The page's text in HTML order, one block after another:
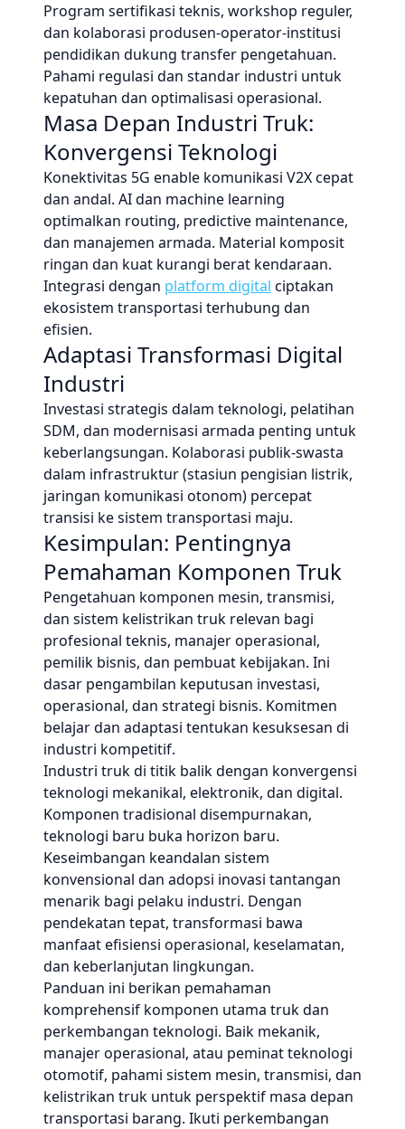
Program sertifikasi teknis, workshop reguler,
dan kolaborasi produsen-operator-institusi
pendidikan dukung transfer pengetahuan.
Pahami regulasi dan standar industri untuk
kepatuhan dan optimalisasi operasional.
Masa Depan Industri Truk:
Konvergensi Teknologi
Konektivitas 5G enable komunikasi V2X cepat
dan andal. AI dan machine learning
optimalkan routing, predictive maintenance,
dan manajemen armada. Material komposit
ringan dan kuat kurangi berat kendaraan.
Integrasi dengan platform digital ciptakan
ekosistem transportasi terhubung dan
efisien.
Adaptasi Transformasi Digital
Industri
Investasi strategis dalam teknologi, pelatihan
SDM, dan modernisasi armada penting untuk
keberlangsungan. Kolaborasi publik-swasta
dalam infrastruktur (stasiun pengisian listrik,
jaringan komunikasi otonom) percepat
transisi ke sistem transportasi maju.
Kesimpulan: Pentingnya
Pemahaman Komponen Truk
Pengetahuan komponen mesin, transmisi,
dan sistem kelistrikan truk relevan bagi
profesional teknis, manajer operasional,
pemilik bisnis, dan pembuat kebijakan. Ini
dasar pengambilan keputusan investasi,
operasional, dan strategi bisnis. Komitmen
belajar dan adaptasi tentukan kesuksesan di
industri kompetitif.
Industri truk di titik balik dengan konvergensi
teknologi mekanikal, elektronik, dan digital.
Komponen tradisional disempurnakan,
teknologi baru buka horizon baru.
Keseimbangan keandalan sistem
konvensional dan adopsi inovasi tantangan
menarik bagi pelaku industri. Dengan
pendekatan tepat, transformasi bawa
manfaat efisiensi operasional, keselamatan,
dan keberlanjutan lingkungan.
Panduan ini berikan pemahaman
komprehensif komponen utama truk dan
perkembangan teknologi. Baik mekanik,
manajer operasional, atau peminat teknologi
otomotif, pahami sistem mesin, transmisi, dan
kelistrikan truk untuk perspektif masa depan
transportasi barang. Ikuti perkembangan